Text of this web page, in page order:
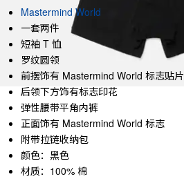
Mastermind World
一套两件
短袖 T 恤
罗纹圆领
前摆饰有 Mastermind World 标志贴片
后领下方饰有标志印花
弹性腰带平角内裤
正面饰有 Mastermind World 标志
附带拉链收纳包
颜色：黑色
材质：100% 棉